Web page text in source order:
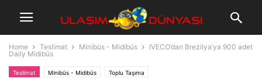
Home Teslimat Minibüs - Midibüs
IVECO’dan Brezilya’ya 900 adet
Daily Midibüs
Teslimat Minibüs - Midibüs Toplu Taşıma